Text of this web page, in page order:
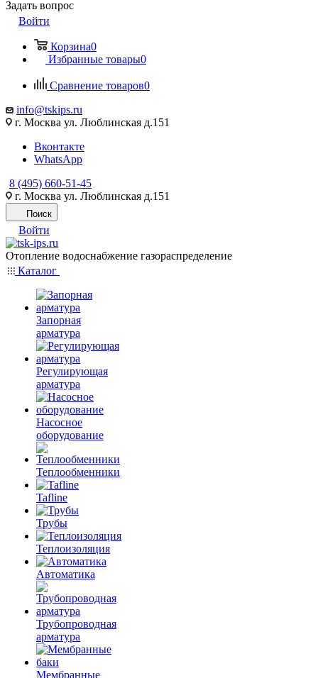
Задать вопрос
Войти
Корзина0
Избранные товары0
Сравнение товаров0
info@tskips.ru
г. Москва ул. Люблинская д.151
Вконтакте
WhatsApp
8 (495) 660-51-45
г. Москва ул. Люблинская д.151
Поиск
Войти
Отопление водоснабжение газораспределение
Каталог
Запорная
арматура
Регулирующая
арматура
Насосное
оборудование
Теплообменники
Tafline
Трубы
Теплоизоляция
Автоматика
Трубопроводная
арматура
Мембранные